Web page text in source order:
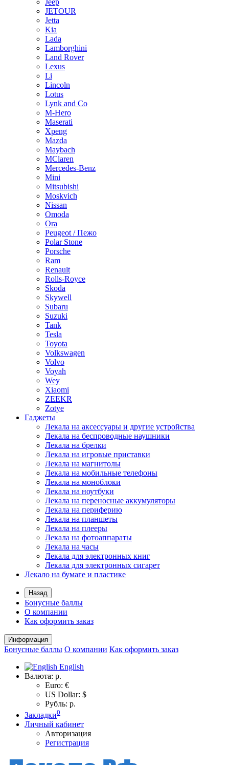
Jeep
JETOUR
Jetta
Kia
Lada
Lamborghini
Land Rover
Lexus
Li
Lincoln
Lotus
Lynk and Co
M-Hero
Maserati
Xpeng
Mazda
Maybach
MClaren
Mercedes-Benz
Mini
Mitsubishi
Moskvich
Nissan
Omoda
Ora
Peugeot / Пежо
Polar Stone
Porsche
Ram
Renault
Rolls-Royce
Skoda
Skywell
Subaru
Suzuki
Tank
Tesla
Toyota
Volkswagen
Volvo
Voyah
Wey
Xiaomi
ZEEKR
Zotye
Гаджеты
Лекала на аксессуары и другие устройства
Лекала на беспроводные наушники
Лекала на брелки
Лекала на игровые приставки
Лекала на магнитолы
Лекала на мобильные телефоны
Лекала на моноблоки
Лекала на ноутбуки
Лекала на переносные аккумуляторы
Лекала на периферию
Лекала на планшеты
Лекала на плееры
Лекала на фотоаппараты
Лекала на часы
Лекала для электронных книг
Лекала для электронных сигарет
Лекало на бумаге и пластике
Назад
Бонусные баллы
О компании
Как оформить заказ
Информация
Бонусные баллы О компании Как оформить заказ
English
Валюта: р.
Euro: €
US Dollar: $
Рубль: р.
Закладки0
Личный кабинет
Авторизация
Регистрация